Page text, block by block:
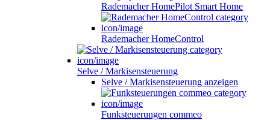
Rademacher HomePilot Smart Home
Rademacher HomeControl
Selve / Markisensteuerung
Selve / Markisensteuerung anzeigen
Funksteuerungen commeo